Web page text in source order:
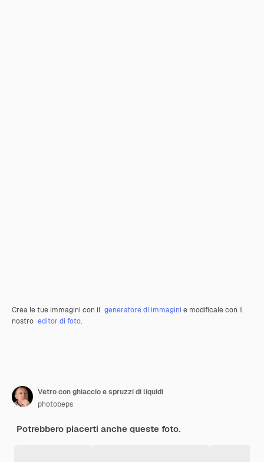
Crea le tue immagini con il generatore di immagini e modificale con il
nostro editor di foto.
Vetro con ghiaccio e spruzzi di liquidi
photobeps
Potrebbero piacerti anche queste foto.